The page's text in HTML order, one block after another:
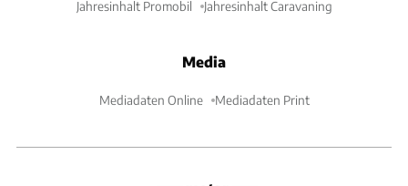
Jahresinhalt Promobil Jahresinhalt Caravaning
Media
Mediadaten Online Mediadaten Print